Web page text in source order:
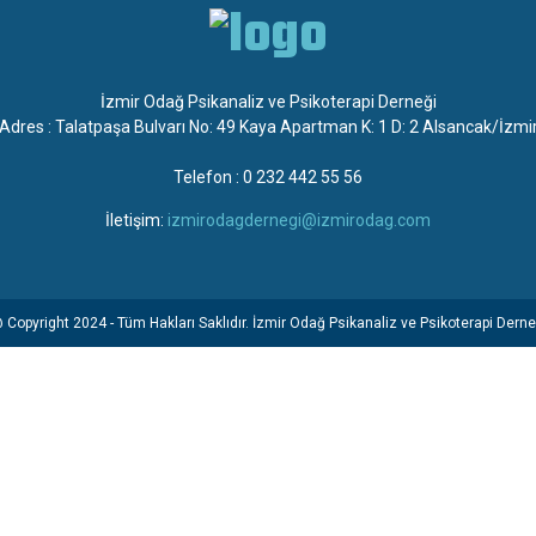
İzmir Odağ Psikanaliz ve Psikoterapi Derneği
: Talatpaşa Bulvarı No: 49 Kaya Apartman K: 1 D: 2 Alsancak/
Telefon : 0 232 442 55 56
İletişim: izmirodagdernegi@izmirodag.com
Copyright 2024 - Tüm Hakları Saklıdır. İzmir Odağ Psikanaliz ve Psikoterapi